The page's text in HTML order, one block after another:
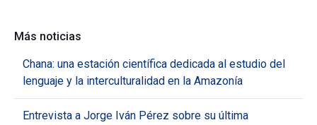
Más noticias
Chana: una estación científica dedicada al estudio del
lenguaje y la interculturalidad en la Amazonía
Entrevista a Jorge Iván Pérez sobre su última